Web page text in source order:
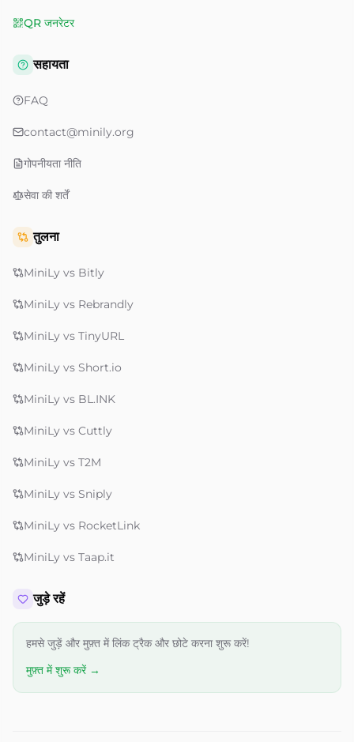
QR जनरेटर
सहायता
FAQ
contact@minily.org
गोपनीयता नीति
सेवा की शर्तें
तुलना
MiniLy vs Bitly
MiniLy vs Rebrandly
MiniLy vs TinyURL
MiniLy vs Short.io
MiniLy vs BL.INK
MiniLy vs Cuttly
MiniLy vs T2M
MiniLy vs Sniply
MiniLy vs RocketLink
MiniLy vs Taap.it
जुड़े रहें
हमसे जुड़ें और मुफ़्त में लिंक ट्रैक और छोटे करना शुरू करें!
मुफ़्त में शुरू करें →